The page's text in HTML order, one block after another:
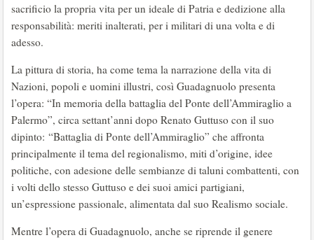
sacrificio la propria vita per un ideale di Patria e dedizione alla
responsabilità: meriti inalterati, per i militari di una volta e di
adesso.
La pittura di storia, ha come tema la narrazione della vita di
Nazioni, popoli e uomini illustri, così Guadagnuolo presenta
l’opera: “In memoria della battaglia del Ponte dell’Ammiraglio a
Palermo”, circa settant’anni dopo Renato Guttuso con il suo
dipinto: “Battaglia di Ponte dell’Ammiraglio” che affronta
principalmente il tema del regionalismo, miti d’origine, idee
politiche, con adesione delle sembianze di taluni combattenti, con
i volti dello stesso Guttuso e dei suoi amici partigiani,
un’espressione passionale, alimentata dal suo Realismo sociale.
Mentre l’opera di Guadagnuolo, anche se riprende il genere